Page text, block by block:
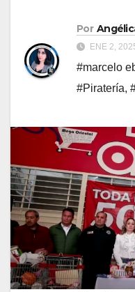
Por
ENE 2,
#marcelo
#Piratería,